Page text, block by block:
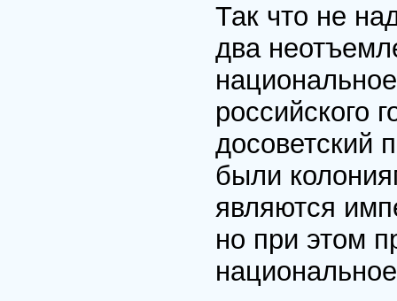
Так что не
два
российского
досоветский
были
являются
но при этом